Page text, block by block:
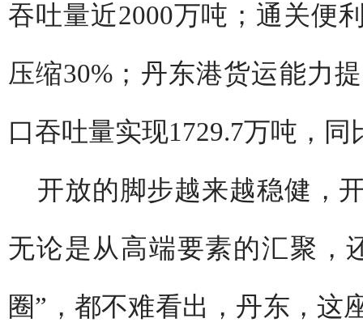
吞吐量近2000万吨；通关便
压缩30%；丹东港货运能力
口吞吐量实现1729.7万吨，
开放的脚步越来越稳健，
无论是从高端要素的汇聚，
圈”，都不难看出，丹东，这